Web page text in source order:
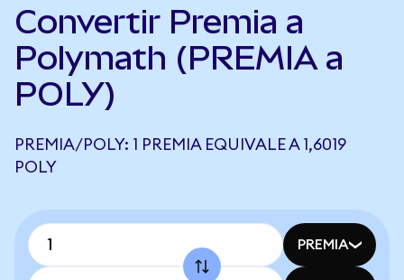
Convertir Premia a
Polymath (PREMIA a
POLY)
PREMIA/POLY: 1 PREMIA EQUIVALE A 1,6019
POLY
PREMIA